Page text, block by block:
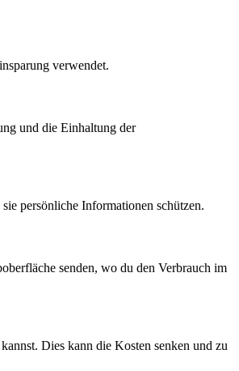
verwendet.
und die Einhaltung der
persönliche Informationen schützen.
senden, wo du den Verbrauch im
Dies kann die Kosten senken und zu